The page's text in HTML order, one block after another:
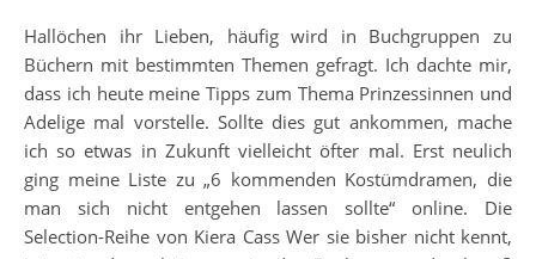
Hallöchen ihr Lieben, häufig wird in Buchgruppen zu
Büchern mit bestimmten Themen gefragt. Ich dachte mir,
dass ich heute meine Tipps zum Thema Prinzessinnen und
Adelige mal vorstelle. Sollte dies gut ankommen, mache
ich so etwas in Zukunft vielleicht öfter mal. Erst neulich
ging meine Liste zu „6 kommenden Kostümdramen, die
man sich nicht entgehen lassen sollte“ online. Die
Selection-Reihe von Kiera Cass Wer sie bisher nicht kennt,